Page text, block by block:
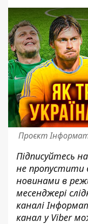
Проєкт
Підписуйтесь
не пропустити
новинами в
месенджері
каналі
канал у Viber